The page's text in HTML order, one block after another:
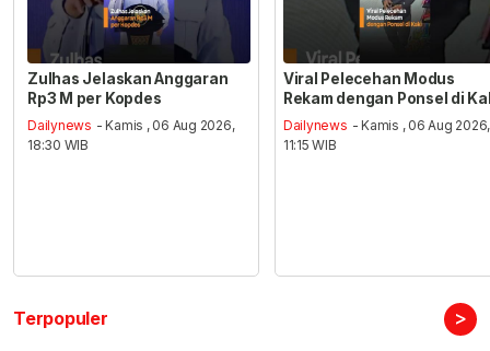
Zulhas Jelaskan Anggaran
Rp3 M per Kopdes
Dailynews - Kamis , 06 Aug 2026,
18:30 WIB
Viral Pelecehan Modus
Rekam dengan Ponsel di
Dailynews - Kamis , 06 Aug 2026,
11:15 WIB
Terpopuler >